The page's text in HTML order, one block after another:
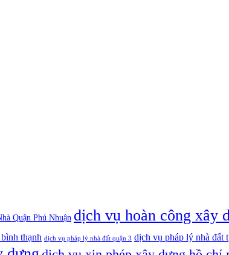
Quận Phú Nhuận dịch vụ hoàn công xây
thạnh dịch vụ pháp lý nhà đất quận 3 dịch vụ pháp lý nhà đất